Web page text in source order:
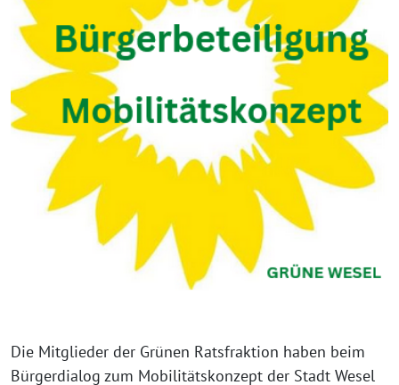
Die Mitglieder der Grünen Ratsfraktion haben beim
Bürgerdialog zum Mobilitätskonzept der Stadt Wesel